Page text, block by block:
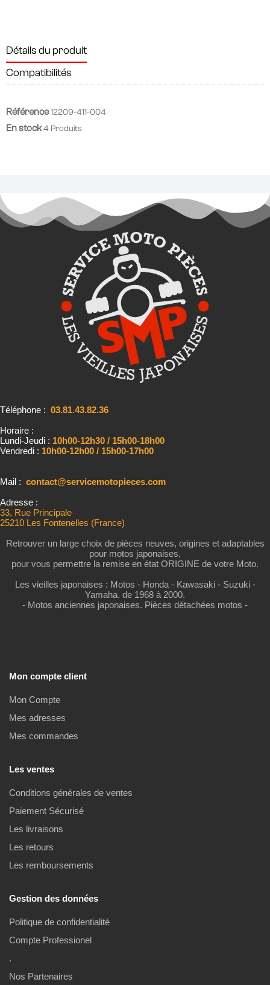
Détails du produit
Compatibilités
Référence12209-411-004
En stock4 Produits
Téléphone : 03.81.43.82.36
Horaire :
Lundi-Jeudi : 10h00-12h30 / 15h00-18h00
Vendredi : 10h00-12h00 / 15h00-17h00
Mail : contact@servicemotopieces.com
Adresse :
33, Rue Principale
25210 Les Fontenelles (France)
Retrouver un large choix de pièces neuves, origines et adaptables
pour motos japonaises,
pour vous permettre la remise en état ORIGINE de votre Moto.
Les vieilles japonaises : Motos - Honda - Kawasaki - Suzuki -
Yamaha. de 1968 à 2000.
- Motos anciennes japonaises. Pièces détachées motos -
Mon compte client
Mon Compte
Mes adresses
Mes commandes
Les ventes
Conditions générales de ventes
Paiement Sécurisé
Les livraisons
Les retours
Les remboursements
Gestion des données
Politique de confidentialité
Compte Professionel
.
Nos Partenaires